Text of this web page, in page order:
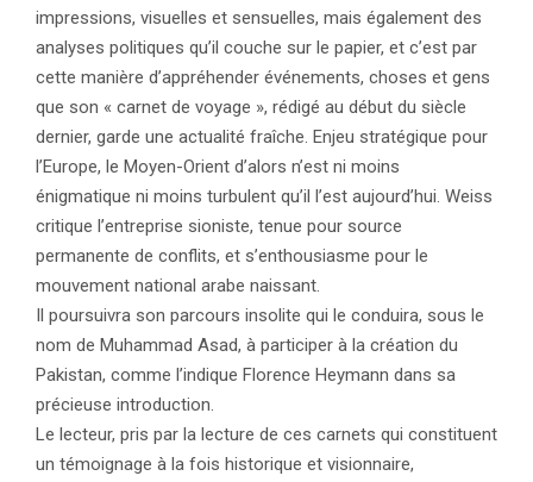
impressions, visuelles et sensuelles, mais également des
analyses politiques qu’il couche sur le papier, et c’est par
cette manière d’appréhender événements, choses et gens
que son « carnet de voyage », rédigé au début du siècle
dernier, garde une actualité fraîche. Enjeu stratégique pour
l’Europe, le Moyen-Orient d’alors n’est ni moins
énigmatique ni moins turbulent qu’il l’est aujourd’hui. Weiss
critique l’entreprise sioniste, tenue pour source
permanente de conflits, et s’enthousiasme pour le
mouvement national arabe naissant.
Il poursuivra son parcours insolite qui le conduira, sous le
nom de Muhammad Asad, à participer à la création du
Pakistan, comme l’indique Florence Heymann dans sa
précieuse introduction.
Le lecteur, pris par la lecture de ces carnets qui constituent
un témoignage à la fois historique et visionnaire,